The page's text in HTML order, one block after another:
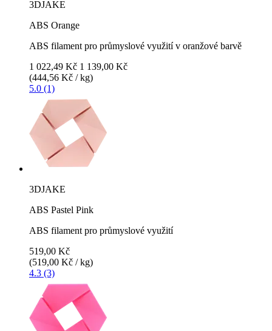
3DJAKE
ABS Orange
ABS filament pro průmyslové využití v oranžové barvě
1 022,49 Kč 1 139,00 Kč
(444,56 Kč / kg)
5.0 (1)
3DJAKE
ABS Pastel Pink
ABS filament pro průmyslové využití
519,00 Kč
(519,00 Kč / kg)
4.3 (3)